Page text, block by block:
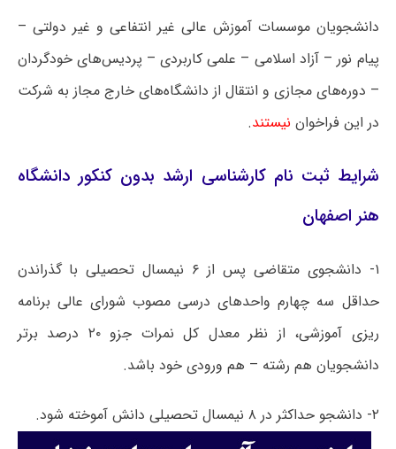
دانشجویان موسسات آموزش عالی غیر انتفاعی و غیر دولتی –
پیام نور – آزاد اسلامی – علمی کاربردی – پردیس‌های خودگردان
– دوره‌های مجازی و انتقال از دانشگاه‌های خارج مجاز به شرکت
در این فراخوان نیستند.
شرایط ثبت نام کارشناسی ارشد بدون کنکور دانشگاه
هنر اصفهان
۱- دانشجوی متقاضی پس از ۶ نیمسال تحصیلی با گذراندن
حداقل سه چهارم واحدهای درسی مصوب شورای عالی برنامه
ریزی آموزشی، از نظر معدل کل نمرات جزو ۲۰ درصد برتر
دانشجویان هم رشته – هم ورودی خود باشد.
۲- دانشجو حداکثر در ۸ نیمسال تحصیلی دانش آموخته شود.